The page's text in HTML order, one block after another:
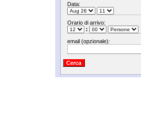
Data:
Orario di arrivo:
:
email (opzionale):